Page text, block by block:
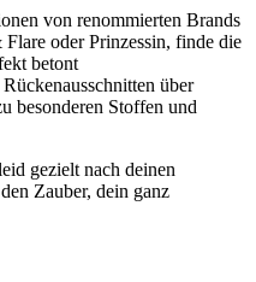
von renommierten Brands
oder Prinzessin, finde die
betont
über
besonderen Stoffen und
gezielt nach deinen
Zauber, dein ganz